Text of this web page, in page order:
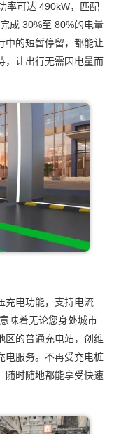
率可达 490kW，匹配
成 30%至 80%的电量
中的短暂停留，都能让
，让出行无需因电量而
充电功能，支持电流
味着无论您身处城市
区的普通充电站，创维
电服务。不再受充电桩
随时随地都能享受快速